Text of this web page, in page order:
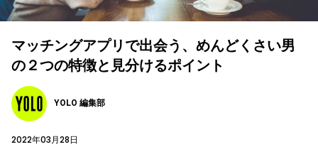
マッチングアプリで出会う、めんどくさい男
の２つの特徴と見分けるポイント
YOLO 編集部
2022年03月28日